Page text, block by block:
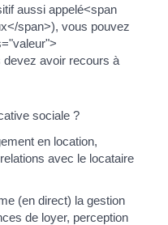
aussi appelé<span
span>), vous pouvez
devez avoir recours à
sociale ?
en location,
avec le locataire
(en direct) la gestion
de loyer, perception